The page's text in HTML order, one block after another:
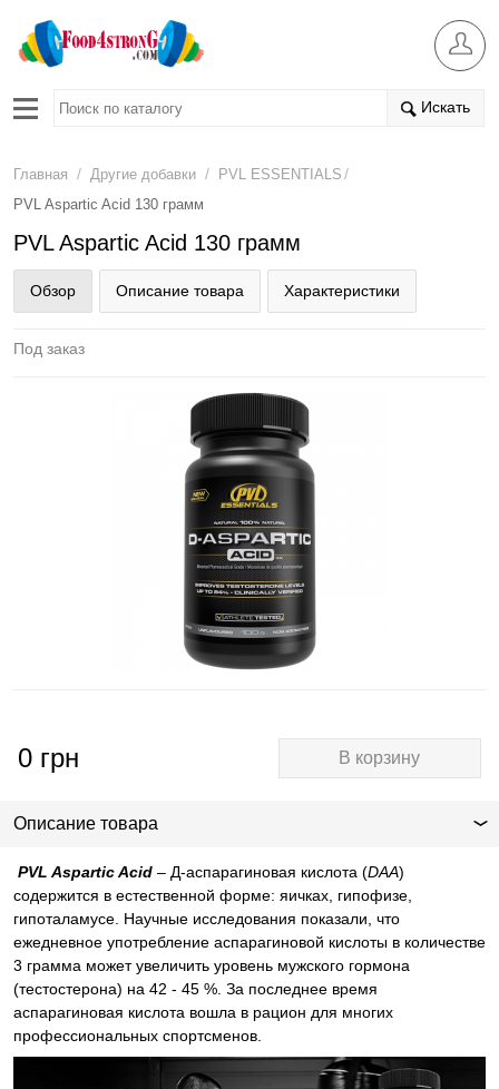
Искать
Главная / Другие добавки / PVL ESSENTIALS /
PVL Aspartic Acid 130 грамм
PVL Aspartic Acid 130 грамм
Обзор Описание товара Характеристики
Под заказ
0 грн В корзину
Описание товара
PVL Aspartic Acid – Д-аспарагиновая кислота (DAA)
содержится в естественной форме: яичках, гипофизе,
гипоталамусе. Научные исследования показали, что
ежедневное употребление аспарагиновой кислоты в количестве
3 грамма может увеличить уровень мужского гормона
(тестостерона) на 42 - 45 %. За последнее время
аспарагиновая кислота вошла в рацион для многих
профессиональных спортсменов.